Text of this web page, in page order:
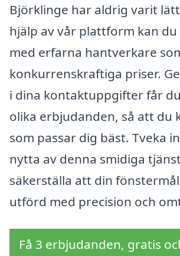
Björklinge har aldrig varit
hjälp av vår plattform kan
med erfarna hantverkare
konkurrenskraftiga priser.
i dina kontaktuppgifter får
olika erbjudanden, så att du
som passar dig bäst. Tveka
nytta av denna smidiga
säkerställa att din
utförd med precision och
Få 3 erbjudanden, gratis